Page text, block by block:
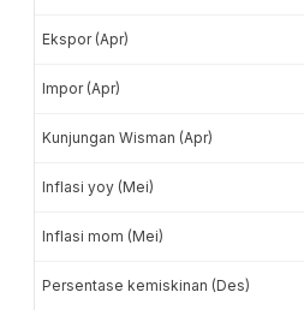
Ekspor (Apr)
Impor (Apr)
Kunjungan Wisman (Apr)
Inflasi yoy (Mei)
Inflasi mom (Mei)
Persentase kemiskinan (Des)